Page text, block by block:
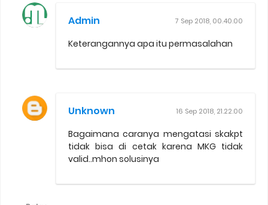
Admin 7 Sep 2018, 00.40.00
Keterangannya apa itu permasalahan
Unknown 16 Sep 2018, 21.22.00
Bagaimana caranya mengatasi skakpt
tidak bisa di cetak karena MKG tidak
valid..mhon solusinya